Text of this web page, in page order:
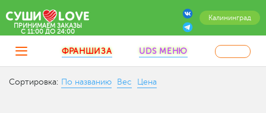
Калининград
ПРИНИМАЕМ ЗАКАЗЫ
C 11:00 ДО 24:00
ФРАНШИЗА UDS МЕНЮ
Сортировка: По названию Вес Цена